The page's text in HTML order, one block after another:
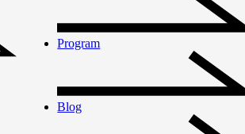
Program
Blog
前をつくる」を事業ミッショ
ITフリーランスの支援を通じ
て、IT人材不足という社会課
題の解決に取り組んできまし